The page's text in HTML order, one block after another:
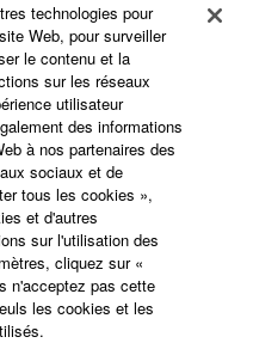
technologies pour
Web, pour surveiller
le contenu et la
sur les réseaux
utilisateur
des informations
à nos partenaires des
sociaux et de
tous les cookies »,
et d'autres
sur l'utilisation des
cliquez sur «
n'acceptez pas cette
les cookies et les